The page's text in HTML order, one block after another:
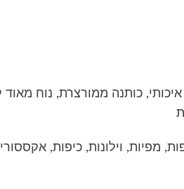
כותנה ממורצרת, נוח מאוד
מפיות, וילונות, כיפות,